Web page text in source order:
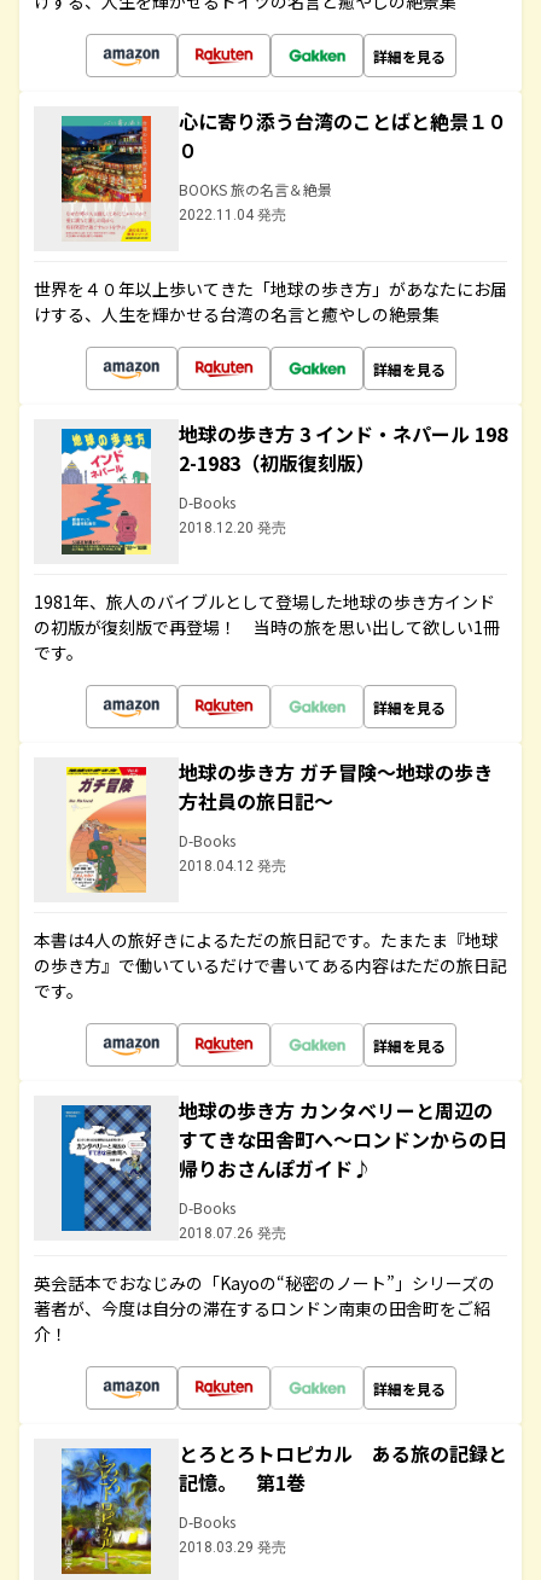
詳細を見る
心に寄り添う台湾のことばと絶景１０
０
BOOKS 旅の名言＆絶景
2022.11.04 発売
世界を４０年以上歩いてきた「地球の歩き方」があなたにお届
けする、人生を輝かせる台湾の名言と癒やしの絶景集
詳細を見る
地球の歩き方 3 インド・ネパール 198
2-1983（初版復刻版）
D-Books
2018.12.20 発売
1981年、旅人のバイブルとして登場した地球の歩き方インド
の初版が復刻版で再登場！ 当時の旅を思い出して欲しい1冊
です。
詳細を見る
地球の歩き方 ガチ冒険～地球の歩き
方社員の旅日記～
D-Books
2018.04.12 発売
本書は4人の旅好きによるただの旅日記です。たまたま『地球
の歩き方』で働いているだけで書いてある内容はただの旅日記
です。
詳細を見る
地球の歩き方 カンタベリーと周辺の
すてきな田舎町へ～ロンドンからの日
帰りおさんぽガイド♪
D-Books
2018.07.26 発売
英会話本でおなじみの「Kayoの“秘密のノート”」シリーズの
著者が、今度は自分の滞在するロンドン南東の田舎町をご紹
介！
詳細を見る
とろとろトロピカル ある旅の記録と
記憶。 第1巻
D-Books
2018.03.29 発売